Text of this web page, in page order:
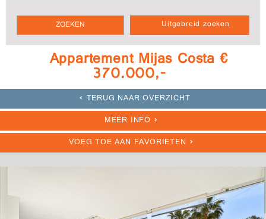
Uitgebreid zoeken
Appartement Mijas Costa €
370.000,-
TERUG NAAR OVERZICHT
MEER INFO
VOEG TOE AAN FAVORIETEN